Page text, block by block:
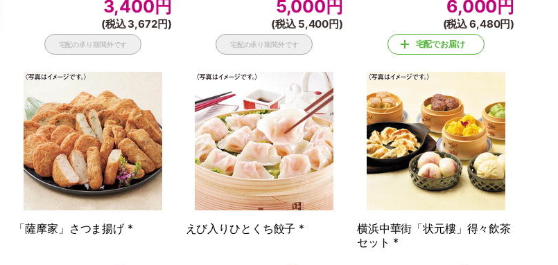
3,400 円
(税込 3,672円)
宅配の承り期間外です
5,000 円
(税込 5,400円)
宅配の承り期間外です
6,000 円
(税込 6,480円)
宅配でお届け
「薩摩家」さつま揚げ * えび入りひとくち餃子 *
横浜中華街「状元樓」得々飲茶
セット *